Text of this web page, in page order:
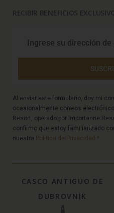
Al enviar este formulario, doy mi
ocasionalmente correos
Resort, operado por Importanne
confirmo que estoy familiarizado
nuestra Politica de Privacidad.*
CASCO ANTIGUO DE
DUBROVNIK